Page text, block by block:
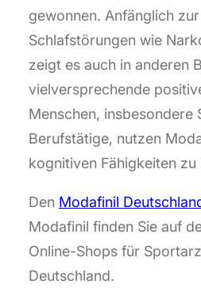
gewonnen. Anfänglich
Schlafstörungen wie
zeigt es auch in anderen
vielversprechende
Menschen, insbesondere
Berufstätige, nutzen
kognitiven Fähigkeiten zu
Den Modafinil
Modafinil finden Sie auf
Online-Shops für
Deutschland.